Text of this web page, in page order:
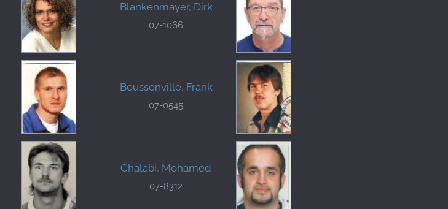
Blankenmayer, Dirk
07-1066
Boussonville, Frank
07-0545
Chalabi, Mohamed
07-8312